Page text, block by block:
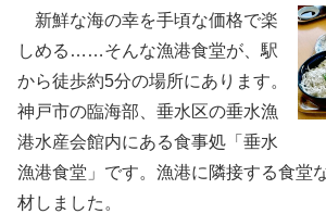
新鮮な海の幸を手頃な価格で楽
しめる……そんな漁港食堂が、駅
から徒歩約5分の場所にあります。
神戸市の臨海部、垂水区の垂水漁
港水産会館内にある食事処「垂水
漁港食堂」です。漁港に隣接する食堂
材しました。